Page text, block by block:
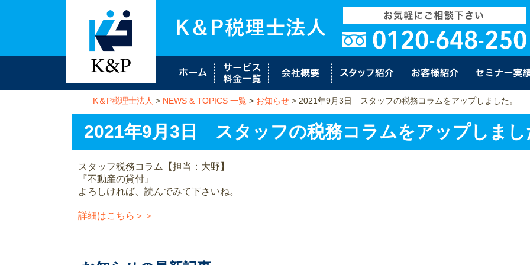
K＆P税理士法人 > NEWS & TOPICS 一覧 > お知らせ > 2021年9月3日 スタッフの税務コラムをアップしました。
2021年9月3日 スタッフの税務コラムをアップしまし
スタッフ税務コラム【担当：大野】
『不動産の貸付』
よろしければ、読んでみて下さいね。
詳細はこちら＞＞